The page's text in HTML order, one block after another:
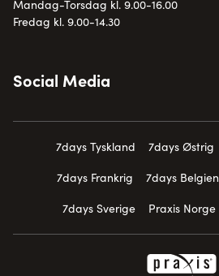
Mandag-Torsdag kl. 9.00-16.00
Fredag kl. 9.00-14.30
Social Media
7days Tyskland 7days Østrig
7days Frankrig
7days Belgien
7days Sverige
Praxis Norge